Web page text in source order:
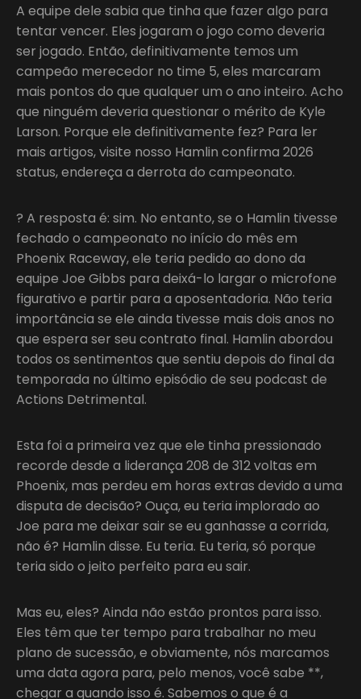
A equipe dele sabia que tinha que fazer algo para
tentar vencer. Eles jogaram o jogo como deveria
ser jogado. Então, definitivamente temos um
campeão merecedor no time 5, eles marcaram
mais pontos do que qualquer um o ano inteiro. Acho
que ninguém deveria questionar o mérito de Kyle
Larson. Porque ele definitivamente fez? Para ler
mais artigos, visite nosso Hamlin confirma 2026
status, endereça a derrota do campeonato.
? A resposta é: sim. No entanto, se o Hamlin tivesse
fechado o campeonato no início do mês em
Phoenix Raceway, ele teria pedido ao dono da
equipe Joe Gibbs para deixá-lo largar o microfone
figurativo e partir para a aposentadoria. Não teria
importância se ele ainda tivesse mais dois anos no
que espera ser seu contrato final. Hamlin abordou
todos os sentimentos que sentiu depois do final da
temporada no último episódio de seu podcast de
Actions Detrimental.
Esta foi a primeira vez que ele tinha pressionado
recorde desde a liderança 208 de 312 voltas em
Phoenix, mas perdeu em horas extras devido a uma
disputa de decisão? Ouça, eu teria implorado ao
Joe para me deixar sair se eu ganhasse a corrida,
não é? Hamlin disse. Eu teria. Eu teria, só porque
teria sido o jeito perfeito para eu sair.
Mas eu, eles? Ainda não estão prontos para isso.
Eles têm que ter tempo para trabalhar no meu
plano de sucessão, e obviamente, nós marcamos
uma data agora para, pelo menos, você sabe **,
chegar a quando isso é. Sabemos o que é a